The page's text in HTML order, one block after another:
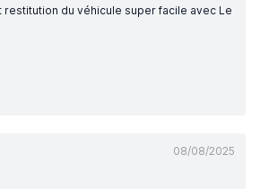
restitution du véhicule super facile avec Le
08/08/2025